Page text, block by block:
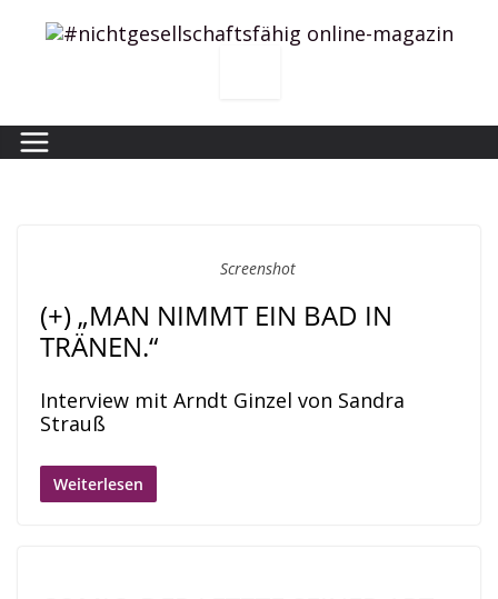
Inhalt
Screenshot
(+) „MAN NIMMT EIN BAD IN
TRÄNEN.“
Interview mit Arndt Ginzel von Sandra
Strauß
Weiterlesen